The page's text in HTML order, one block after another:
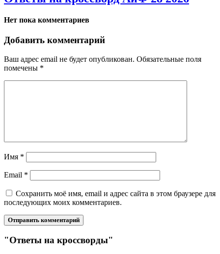
Нет пока комментариев
Добавить комментарий
Ваш адрес email не будет опубликован. Обязательные поля
помечены *
Имя *
Email *
Сохранить моё имя, email и адрес сайта в этом браузере для
последующих моих комментариев.
"Ответы на кроссворды"